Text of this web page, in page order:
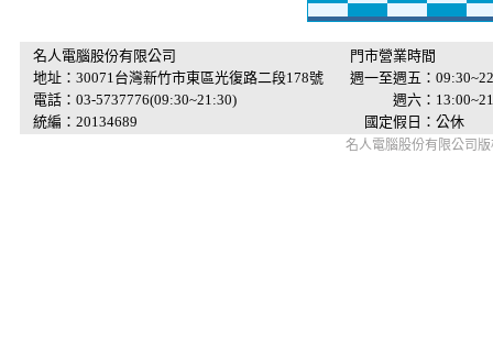
名人電腦股份有限公司
地址：30071台灣新竹市東區光復路二段178號
電話：03-5737776(09:30~21:30)
統編：20134689
門市營業時間
週一至週五：
週六：
國定假日：公休
名人電腦股份有限公司版